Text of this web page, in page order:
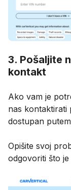
3. Pošaljite
kontakt
Ako vam je
nas kontaktirati
dostupan
Opišite svoj
odgovoriti što